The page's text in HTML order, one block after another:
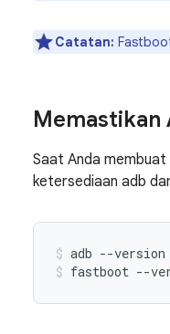
Catatan:
Saat Anda
ketersediaan adb
adb --version
fastboot --